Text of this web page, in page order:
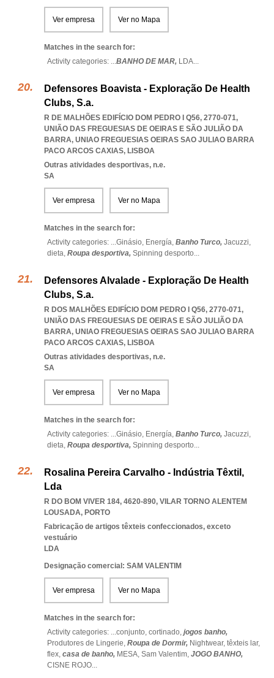
Ver empresa Ver no Mapa
Matches in the search for:
Activity categories: ...BANHO DE MAR, LDA...
Defensores Boavista - Exploração De Health
Clubs, S.a.
R DE MALHÕES EDIFÍCIO DOM PEDRO I Q56, 2770-071,
UNIÃO DAS FREGUESIAS DE OEIRAS E SÃO JULIÃO DA
BARRA, UNIAO FREGUESIAS OEIRAS SAO JULIAO BARRA
PACO ARCOS CAXIAS, LISBOA
Outras atividades desportivas, n.e.
SA
Ver empresa Ver no Mapa
Matches in the search for:
Activity categories: ...Ginásio, Energía, Banho Turco, Jacuzzi,
dieta, Roupa desportiva, Spinning desporto...
Defensores Alvalade - Exploração De Health
Clubs, S.a.
R DOS MALHÕES EDIFÍCIO DOM PEDRO I Q56, 2770-071,
UNIÃO DAS FREGUESIAS DE OEIRAS E SÃO JULIÃO DA
BARRA, UNIAO FREGUESIAS OEIRAS SAO JULIAO BARRA
PACO ARCOS CAXIAS, LISBOA
Outras atividades desportivas, n.e.
SA
Ver empresa Ver no Mapa
Matches in the search for:
Activity categories: ...Ginásio, Energía, Banho Turco, Jacuzzi,
dieta, Roupa desportiva, Spinning desporto...
Rosalina Pereira Carvalho - Indústria Têxtil,
Lda
R DO BOM VIVER 184, 4620-890, VILAR TORNO ALENTEM
LOUSADA, PORTO
Fabricação de artigos têxteis confeccionados, exceto
vestuário
LDA
Designação comercial: SAM VALENTIM
Ver empresa Ver no Mapa
Matches in the search for:
Activity categories: ...conjunto, cortinado, jogos banho,
Produtores de Lingerie, Roupa de Dormir, Nightwear, têxteis lar,
flex, casa de banho, MESA, Sam Valentim, JOGO BANHO,
CISNE ROJO...